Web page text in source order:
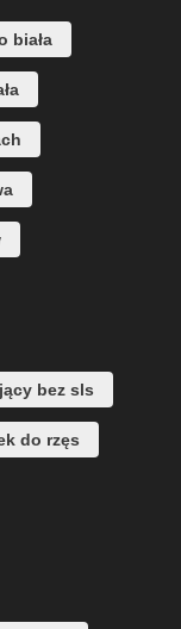
biała
bez sls
do rzęs